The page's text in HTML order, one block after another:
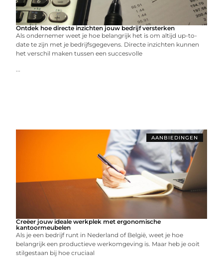
Ontdek hoe directe inzichten jouw bedrijf versterken
Als ondernemer weet je hoe belangrijk het is om altijd up-to-
date te zijn met je bedrijfsgegevens. Directe inzichten kunnen
het verschil maken tussen een succesvolle
...
AANBIEDINGEN
Creëer jouw ideale werkplek met ergonomische
kantoormeubelen
Als je een bedrijf runt in Nederland of België, weet je hoe
belangrijk een productieve werkomgeving is. Maar heb je ooit
stilgestaan bij hoe cruciaal